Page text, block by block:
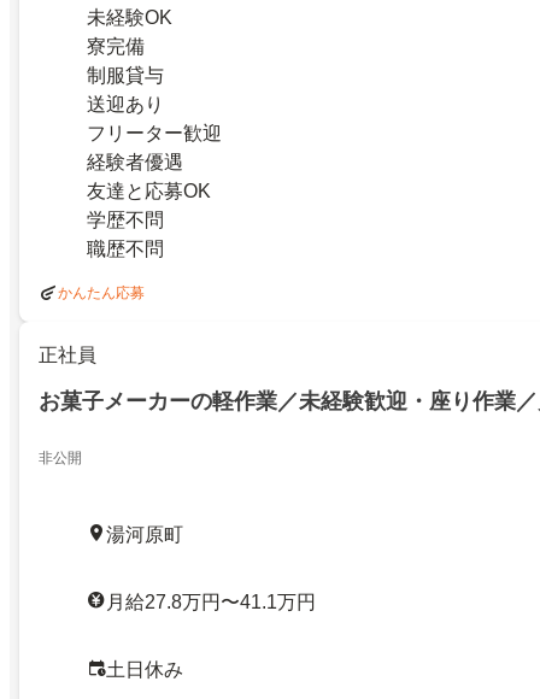
未経験OK
寮完備
制服貸与
送迎あり
フリーター歓迎
経験者優遇
友達と応募OK
学歴不問
職歴不問
かんたん応募
正社員
お菓子メーカーの軽作業／未経験歓迎・座り作業
非公開
湯河原町
月給27.8万円〜41.1万円
土日休み